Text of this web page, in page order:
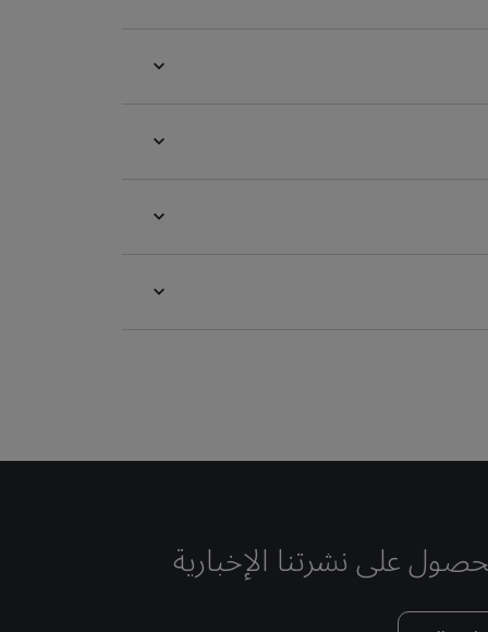
على نشرتنا الإخبارية